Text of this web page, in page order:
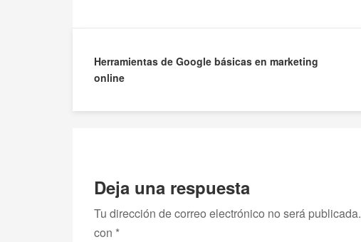
Navegación
de
entradas
Herramientas de Google básicas en marketing
online
Deja una respuesta
Tu dirección de correo electrónico no será publicada.
con *